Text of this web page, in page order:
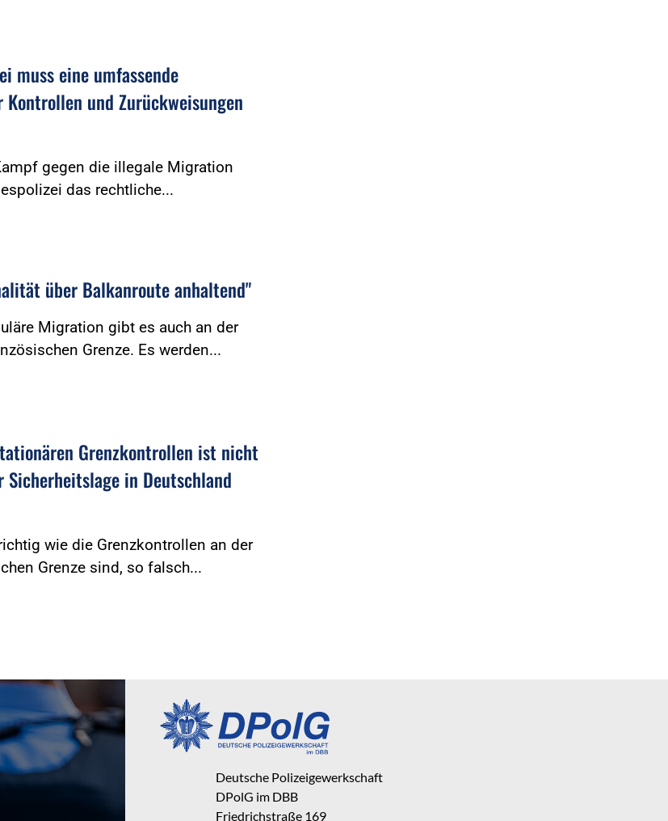
muss eine umfassende
und Zurückweisungen
gegen die illegale Migration
das rechtliche...
über Balkanroute anhaltend"
Migration gibt es auch an der
Grenze. Es werden...
Grenzkontrollen ist nicht
in Deutschland
wie die Grenzkontrollen an der
Grenze sind, so falsch...
Deutsche Polizeigewerkschaft
DPolG im DBB
Friedrichstraße 169